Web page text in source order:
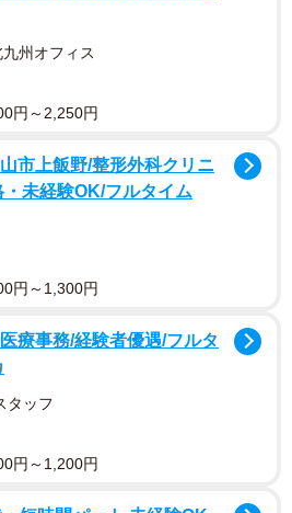
（画像提供／きのこ氏さん）
州オフィス
円～2,250円
市上飯野/整形外科クリニ
未経験OK/フルタイム
円～1,300円
療事務/経験者優遇/フルタ
タッフ
円～1,200円